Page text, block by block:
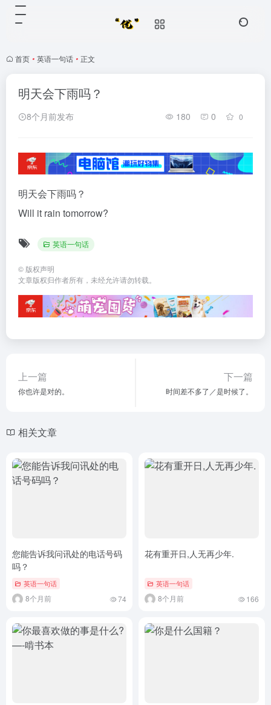
首页 • 英语一句话 • 正文
明天会下雨吗？
8个月前发布 180 0 0
明天会下雨吗？
Will it rain tomorrow?
英语一句话
© 版权声明
文章版权归作者所有，未经允许请勿转载。
上一篇
你也许是对的。
下一篇
时间差不多了／是时候了。
相关文章
您能告诉我问讯处的电话号码
吗？
英语一句话
8个月前 74
花有重开日,人无再少年.
英语一句话
8个月前 166